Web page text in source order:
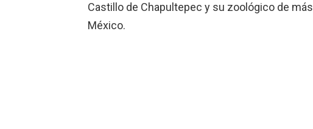
Castillo de Chapultepec y su zoológico de
México.